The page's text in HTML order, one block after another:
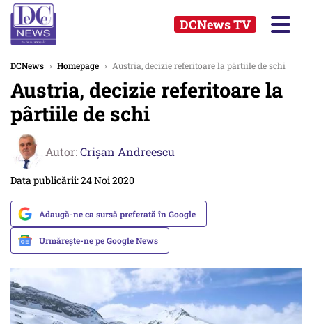
DCNews TV
DCNews › Homepage › Austria, decizie referitoare la pârtiile de schi
Austria, decizie referitoare la
pârtiile de schi
Autor:Crişan Andreescu
Data publicării: 24 Noi 2020
Adaugă-ne ca sursă preferată în Google
Urmărește-ne pe Google News